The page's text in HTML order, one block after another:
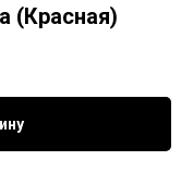
(Красная)